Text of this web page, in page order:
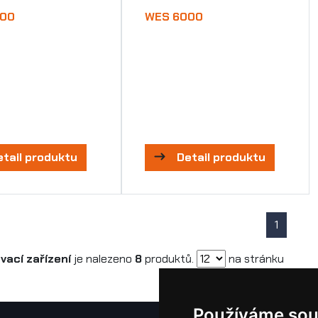
produktu
WES 6000
Detail produktu
1
zařízeníje nalezeno 8produktů. na stránku